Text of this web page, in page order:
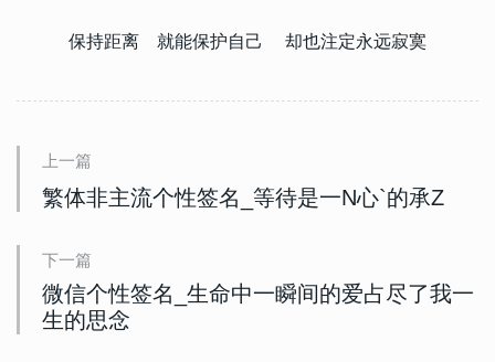
保持距离 就能保护自己 却也注定永远寂寞
上一篇
繁体非主流个性签名_等待是一N心`的承Z
下一篇
微信个性签名_生命中一瞬间的爱占尽了我一
生的思念